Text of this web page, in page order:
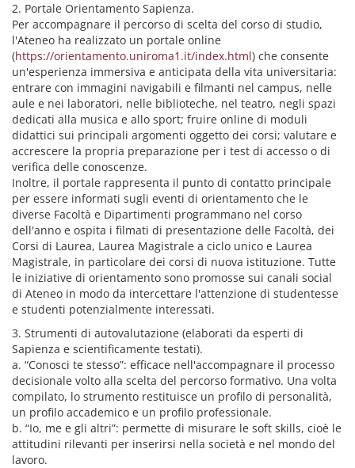
2. Portale Orientamento Sapienza.
Per accompagnare il percorso di scelta del corso di studio,
l'Ateneo ha realizzato un portale online
(https://orientamento.uniroma1.it/index.html) che consente
un'esperienza immersiva e anticipata della vita universitaria:
entrare con immagini navigabili e filmanti nel campus, nelle
aule e nei laboratori, nelle biblioteche, nel teatro, negli spazi
dedicati alla musica e allo sport; fruire online di moduli
didattici sui principali argomenti oggetto dei corsi; valutare e
accrescere la propria preparazione per i test di accesso o di
verifica delle conoscenze.
Inoltre, il portale rappresenta il punto di contatto principale
per essere informati sugli eventi di orientamento che le
diverse Facoltà e Dipartimenti programmano nel corso
dell'anno e ospita i filmati di presentazione delle Facoltà, dei
Corsi di Laurea, Laurea Magistrale a ciclo unico e Laurea
Magistrale, in particolare dei corsi di nuova istituzione. Tutte
le iniziative di orientamento sono promosse sui canali social
di Ateneo in modo da intercettare l'attenzione di studentesse
e studenti potenzialmente interessati.
3. Strumenti di autovalutazione (elaborati da esperti di
Sapienza e scientificamente testati).
a. “Conosci te stesso”: efficace nell'accompagnare il processo
decisionale volto alla scelta del percorso formativo. Una volta
compilato, lo strumento restituisce un profilo di personalità,
un profilo accademico e un profilo professionale.
b. “Io, me e gli altri”: permette di misurare le soft skills, cioè le
attitudini rilevanti per inserirsi nella società e nel mondo del
lavoro.